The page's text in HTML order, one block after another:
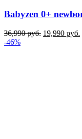
Babyzen 0+
36,990руб. 19,990 руб.
-46%